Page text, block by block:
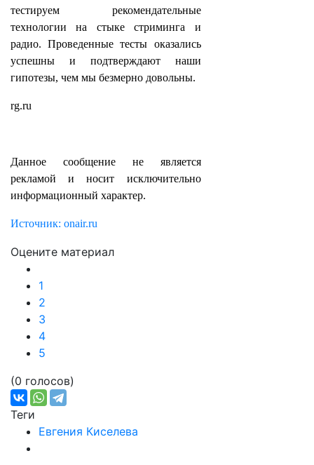
тестируем рекомендательные
технологии на стыке стриминга и
радио. Проведенные тесты оказались
успешны и подтверждают наши
гипотезы, чем мы безмерно довольны.
rg.ru
Данное сообщение не является
рекламой и носит исключительно
информационный характер.
Источник: onair.ru
Оцените материал
1
2
3
4
5
(0 голосов)
Теги
Евгения Киселева